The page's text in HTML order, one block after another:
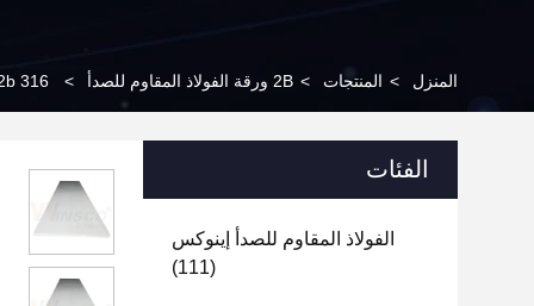
المنزل > المنتجات > 2B ورقة الفولاذ المقاوم للصدأ > 316 316L 2b الطاحونة السطحية حافة الفولاذ المقاوم للصدأ صفيحة التبريد 2500 الطول 2.5mm سمك
الفئات
الفولاذ المقاوم للصدأ إينوكس
(111)